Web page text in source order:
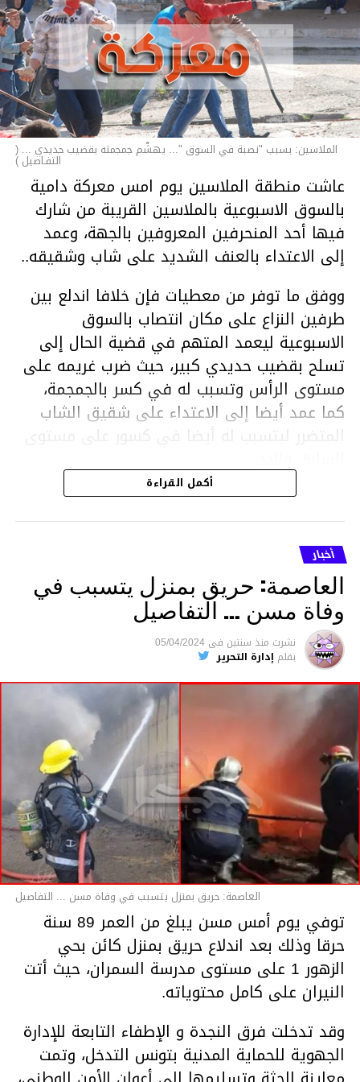
الملاسين: بسبب "نصبة في السوق "... يهشّم جمجمته بقضيب حديدي ... (
التفـاصيل )
عاشت منطقة الملاسين يوم امس معركة دامية
بالسوق الاسبوعية بالملاسين القريبة من شارك
فيها أحد المنحرفين المعروفين بالجهة، وعمد
إلى الاعتداء بالعنف الشديد على شاب وشقيقه..
ووفق ما توفر من معطيات فإن خلافا اندلع بين
طرفين النزاع على مكان انتصاب بالسوق
الاسبوعية ليعمد المتهم في قضية الحال إلى
تسلح بقضيب حديدي كبير، حيث ضرب غريمه على
مستوى الرأس وتسبب له في كسر بالجمجمة،
كما عمد أيضا إلى الاعتداء على شقيق الشاب
المتضرر ليتسبب له أيضا في كسور على مستوى
هذا وقد تمكن أعوان مركز الأمن الوطني بحي
هلال في توقيت قياسي من محاصرة المشتبه به
والقبض عليه وإحالته على التحقيق في خصوص
ما نُسبه إليه.
متابعة
قسم الاخبار
أكمل القراءة
أخبار
العاصمة: حريق بمنزل يتسبب في
وفاة مسن … التفاصيل
نشرت منذ سنتين فى 05/04/2024
بقلم إدارة التحرير
العاصمة: حريق بمنزل يتسبب في وفاة مسن ... التفاصيل
توفي يوم أمس مسن يبلغ من العمر 89 سنة
حرقا وذلك بعد اندلاع حريق بمنزل كائن بحي
الزهور 1 على مستوى مدرسة السمران، حيث أتت
النيران على كامل محتوياته.
وقد تدخلت فرق النجدة و الإطفاء التابعة للإدارة
الجهوية للحماية المدنية بتونس التدخل، وتمت